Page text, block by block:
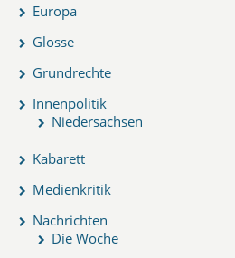
Europa
Glosse
Grundrechte
Innenpolitik
Niedersachsen
Kabarett
Medienkritik
Nachrichten
Die Woche